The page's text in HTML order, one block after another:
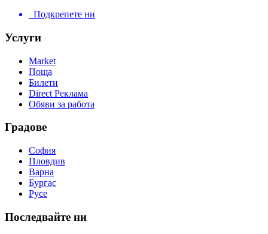
Подкрепете ни
Услуги
Market
Поща
Билети
Direct Реклама
Обяви за работа
Градове
София
Пловдив
Варна
Бургас
Русе
Последвайте ни